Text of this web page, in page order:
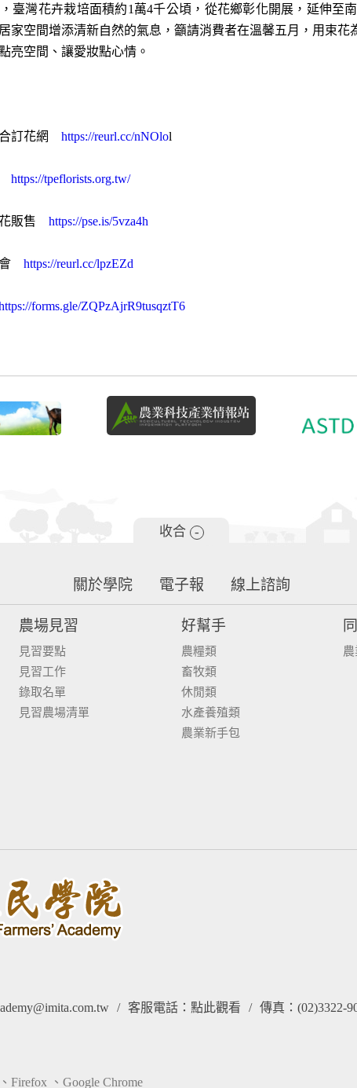
灣花卉栽培面積約1萬4千公頃，從花鄉彰化開展，延伸至
家空間增添清新自然的氣息，籲請消費者在溫馨五月，用束
亮空間、讓愛妝點心情。
訂花網 https://reurl.cc/nNOlol
https://tpeflorists.org.tw/
販售 https://pse.is/5vza4h
會 https://reurl.cc/lpzEZd
forms.gle/ZQPzAjrR9tusqztT6
收合 -
關於學院 電子報 線上諮詢
農場見習
見習要點
見習工作
錄取名單
見習農場清單
好幫手
農糧類
畜牧類
休閒類
水產養殖類
農業新手包
/ 客服電話： 點此觀看 / 傳真：(02)3322-
Firefox 、Google Chrome